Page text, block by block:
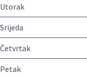
Utorak
Srijeda
Četvrtak
Petak